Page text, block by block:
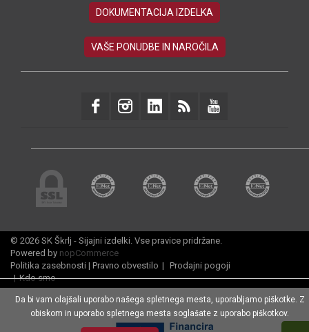
© 2026 SK Škrlj - Sijajni izdelki. Vse pravice pridržane.
Powered by nopCommerce
Politika zasebnosti | Pravno obvestilo | Prodajni pogoji
| Kdo smo
Da bi vam olajšali uporabo našega spletnega mesta, uporabljamo piškotke. Z
obiskom in uporabo spletnega mesta soglašate z uporabo piškotkov.